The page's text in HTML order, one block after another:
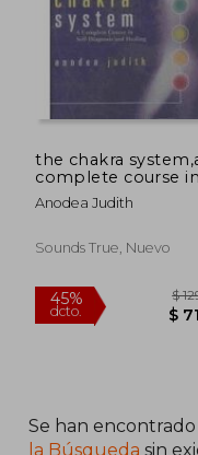
the chakra
complete course in
self-diagnosis and
healing
Anodea Judith
Sounds True, Nuevo
Se han
la Búsqueda sin